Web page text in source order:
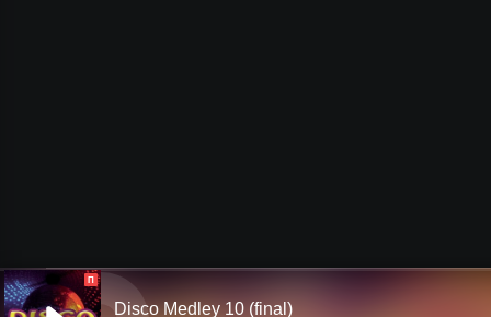
П
Disco Medley 10 (final)